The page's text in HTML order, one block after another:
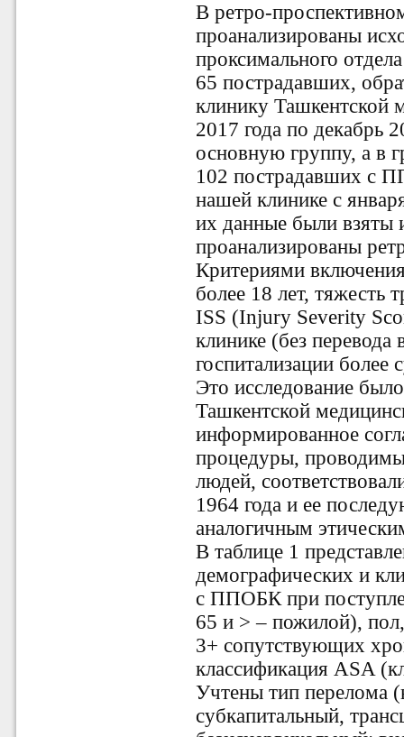
В ретро-
проанализированы
проксимального
65 пострадавших,
клинику Ташкентской
2017 года по декабрь
основную группу, а в
102 пострадавших с
нашей клинике с
их данные были взяты
проанализированы
Критериями
более 18 лет, тяжесть
ISS (Injury Severity
клинике (без перевода
госпитализации более
Это исследование
Ташкентской
информированное
процедуры,
людей,
1964 года и ее
аналогичным
В таблице 1
демографических и
с ППОБК при
65 и > – пожилой),
3+ сопутствующих
классификация ASA
Учтены тип перелома
субкапитальный,